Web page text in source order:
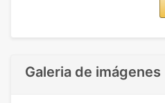
Galeria de imágenes